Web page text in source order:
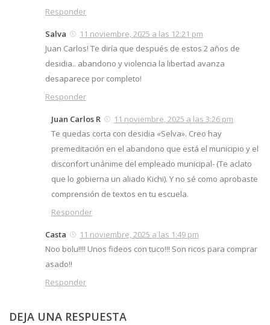
Responder
Salva
11 noviembre, 2025 a las 12:21 pm
Juan Carlos! Te diría que después de estos 2 años de
desidia.. abandono y violencia la libertad avanza
desaparece por completo!
Responder
Juan Carlos R
11 noviembre, 2025 a las 3:26 pm
Te quedas corta con desidia «Selva». Creo hay
premeditación en el abandono que está el municipio y el
disconfort unánime del empleado municipal- (Te aclato
que lo gobierna un aliado Kichi). Y no sé como aprobaste
comprensión de textos en tu escuela.
Responder
Casta
11 noviembre, 2025 a las 1:49 pm
Noo bolu!!!! Unos fideos con tuco!!! Son ricos para comprar
asado!!
Responder
DEJA UNA RESPUESTA